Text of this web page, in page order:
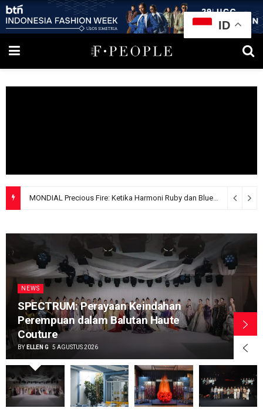
NEWS
SPECTRUM: Perayaan Keindahan
Perempuan dalam Balutan Haute
Couture
BY ELLEN G 5 AGUSTUS 2026
ID